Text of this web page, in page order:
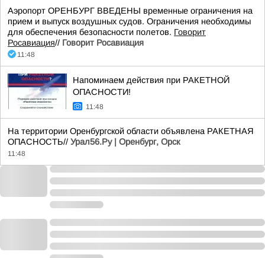
Аэропорт ОРЕНБУРГ ВВЕДЕНЫ временные ограничения на
прием и выпуск воздушных судов. Ограничения необходимы
для обеспечения безопасности полетов. Говорит
Росавиация// Говорит Росавиация
11:48
Напоминаем действия при РАКЕТНОЙ
ОПАСНОСТИ!
11:48
На территории Оренбургской области объявлена РАКЕТНАЯ
ОПАСНОСТЬ// Урал56.Ру | Оренбург, Орск
11:48